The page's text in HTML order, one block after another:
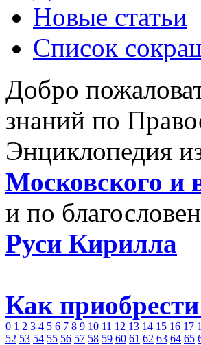
Новые статьи
Список
Добро
знаний по
Энциклопедия
Московского и
и по
Руси Кирилла
Как
0 1 2 3 4 5 6 7 8 9 10 11 12 13 14 15 16 17
52 53 54 55 56 57 58 59 60 61 62 63 64 65